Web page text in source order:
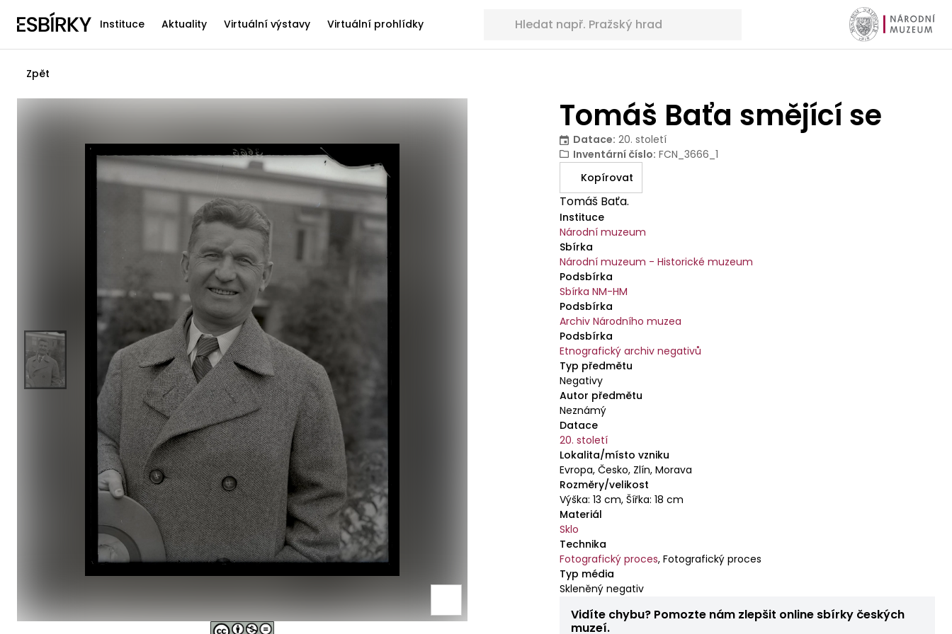
Instituce Aktuality Virtuální výstavy Virtuální prohlídky
Zpět
Tomáš Baťa smějící se
Datace: 20. století
Inventární číslo: FCN_3666_1
Kopírovat
Tomáš Baťa.
Instituce
Národní muzeum
Sbírka
Národní muzeum - Historické muzeum
Podsbírka
Sbírka NM-HM
Podsbírka
Archiv Národního muzea
Podsbírka
Etnografický archiv negativů
Typ předmětu
Negativy
Autor předmětu
Neznámý
Datace
20. století
Lokalita/místo vzniku
Evropa, Česko, Zlín, Morava
Rozměry/velikost
Výška: 13 cm, Šířka: 18 cm
Materiál
Sklo
Technika
Fotografický proces,Fotografický proces
Typ média
Skleněný negativ
Vidíte chybu? Pomozte nám zlepšit online sbírky českých
muzeí.